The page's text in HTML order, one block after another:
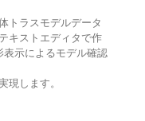
トラスモデルデータ
キストエディタで作
示によるモデル確認
現します。